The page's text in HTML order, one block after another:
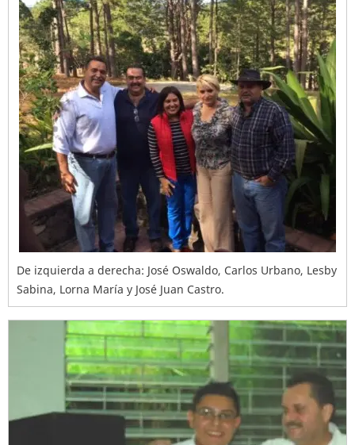
De izquierda a derecha: José Oswaldo, Carlos Urbano, Lesby
Sabina, Lorna María y José Juan Castro.